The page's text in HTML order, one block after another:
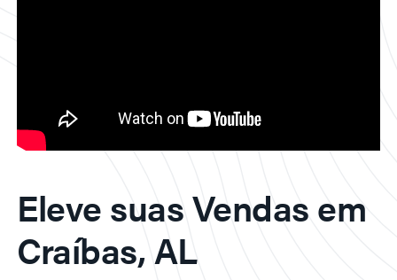
Eleve suas Vendas em
Craíbas, AL